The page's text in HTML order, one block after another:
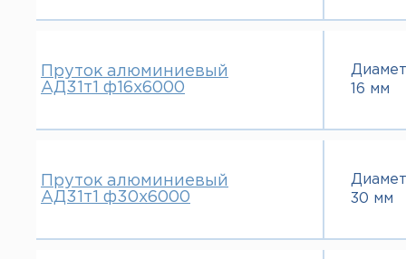
Пруток алюминиевый
АД31т1 ф16х6000
16 мм
Пруток алюминиевый
АД31т1 ф30х6000
30 мм